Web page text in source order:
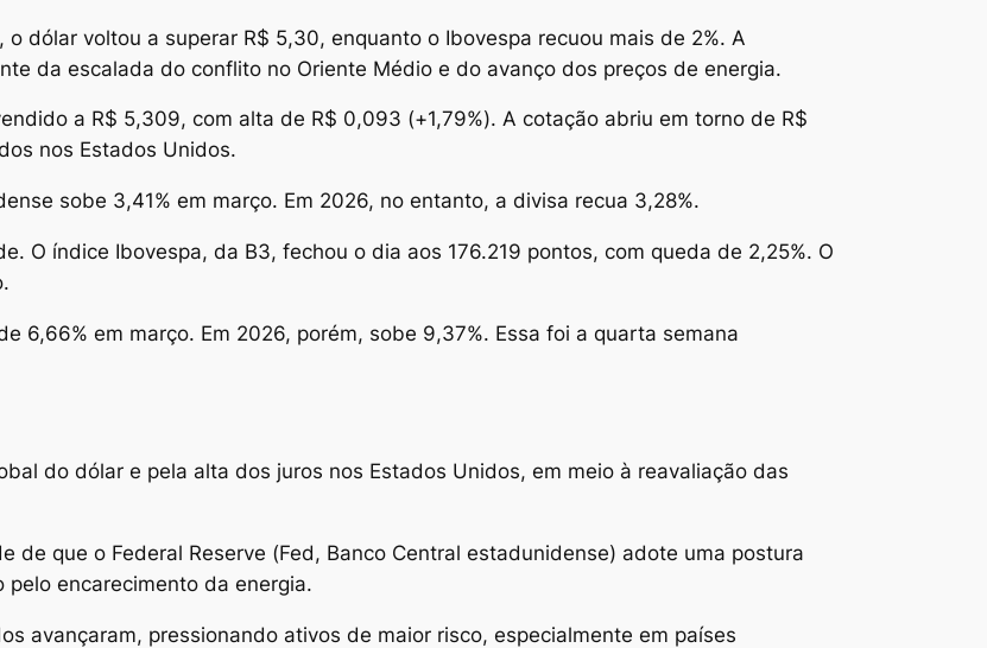
dólar voltou a superar R$ 5,30, enquanto o Ibovespa recuou mais de 2%. A
da escalada do conflito no Oriente Médio e do avanço dos preços de energia.
a R$ 5,309, com alta de R$ 0,093 (+1,79%). A cotação abriu em torno de R$
nos Estados Unidos.
sobe 3,41% em março. Em 2026, no entanto, a divisa recua 3,28%.
O índice Ibovespa, da B3, fechou o dia aos 176.219 pontos, com queda de 2,25%. O
6,66% em março. Em 2026, porém, sobe 9,37%. Essa foi a quarta semana
do dólar e pela alta dos juros nos Estados Unidos, em meio à reavaliação das
de que o Federal Reserve (Fed, Banco Central estadunidense) adote uma postura
encarecimento da energia.
avançaram, pressionando ativos de maior risco, especialmente em países